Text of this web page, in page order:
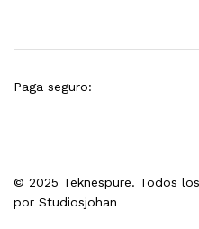
© 2025 Teknespure. Todos
por Studiosjohan
Paga seguro:
Leer más
Leer más